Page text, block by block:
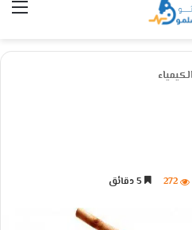
الكيمياء
272